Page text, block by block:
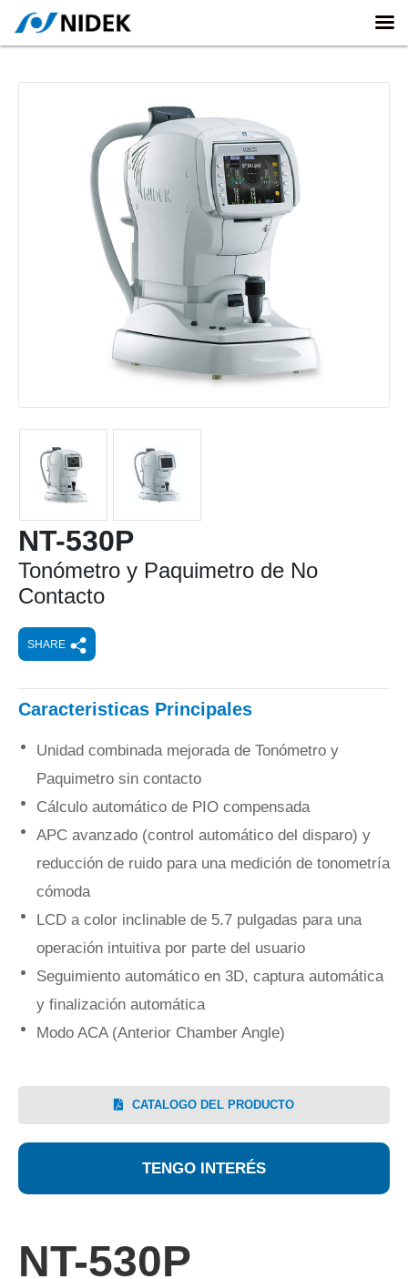
NT-530P
Tonómetro y Paquimetro de No
Contacto
SHARE
Caracteristicas Principales
Unidad combinada mejorada de Tonómetro y
Paquimetro sin contacto
Cálculo automático de PIO compensada
APC avanzado (control automático del disparo) y
reducción de ruido para una medición de tonometría
cómoda
LCD a color inclinable de 5.7 pulgadas para una
operación intuitiva por parte del usuario
Seguimiento automático en 3D, captura automática
y finalización automática
Modo ACA (Anterior Chamber Angle)
CATALOGO DEL PRODUCTO
TENGO INTERÉS
NT-530P